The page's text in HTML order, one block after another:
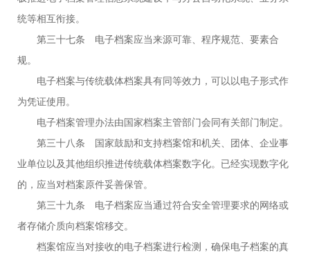
统等相互衔接。
第三十七条 电子档案应当来源可靠、程序规范、要素合
规。
电子档案与传统载体档案具有同等效力，可以以电子形式作
为凭证使用。
电子档案管理办法由国家档案主管部门会同有关部门制定。
第三十八条 国家鼓励和支持档案馆和机关、团体、企业事
业单位以及其他组织推进传统载体档案数字化。已经实现数字化
的，应当对档案原件妥善保管。
第三十九条 电子档案应当通过符合安全管理要求的网络或
者存储介质向档案馆移交。
档案馆应当对接收的电子档案进行检测，确保电子档案的真